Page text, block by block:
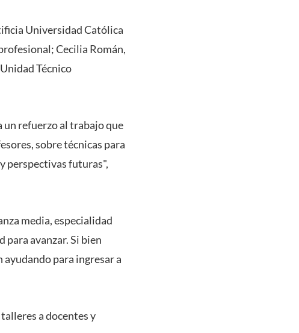
Universidad Católica
Cecilia Román,
Técnico
refuerzo al trabajo que
sobre técnicas para
perspectivas futuras",
media, especialidad
avanzar. Si bien
ayudando para ingresar a
a docentes y